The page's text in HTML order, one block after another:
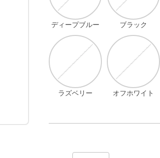
ディープブルー ブラック
ラズベリー オフホワイト